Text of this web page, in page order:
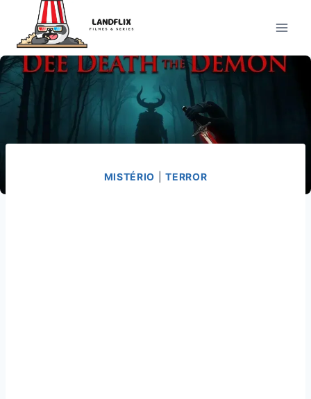
Conteúdo
MISTÉRIO |TERROR